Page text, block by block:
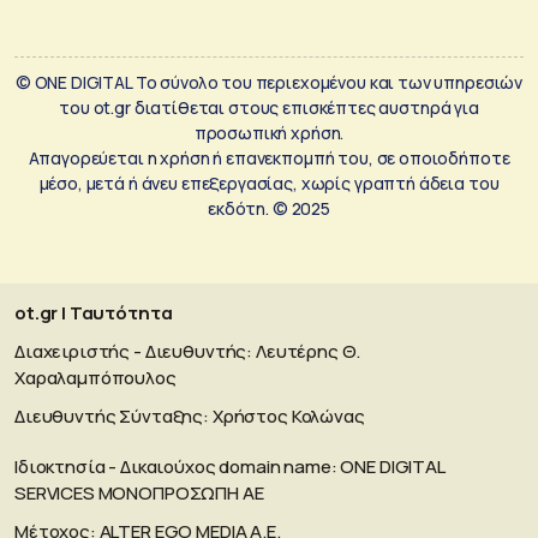
© ONE DIGITAL Το σύνολο του περιεχομένου και των υπηρεσιών
του ot.gr διατίθεται στους επισκέπτες αυστηρά για
προσωπική χρήση.
Απαγορεύεται η χρήση ή επανεκπομπή του, σε οποιοδήποτε
μέσο, μετά ή άνευ επεξεργασίας, χωρίς γραπτή άδεια του
εκδότη. © 2025
ot.gr | Ταυτότητα
Διαχειριστής - Διευθυντής: Λευτέρης Θ.
Χαραλαμπόπουλος
Διευθυντής Σύνταξης: Χρήστος Κολώνας
Ιδιοκτησία - Δικαιούχος domain name: ΟΝΕ DIGITAL
SERVICES MONOΠΡΟΣΩΠΗ ΑΕ
Μέτοχος: ALTER EGO MEDIA A.E.